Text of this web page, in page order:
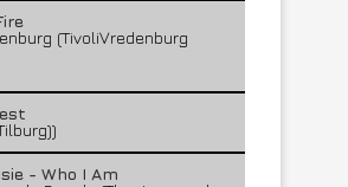
(TivoliVredenburg
- Who I Am